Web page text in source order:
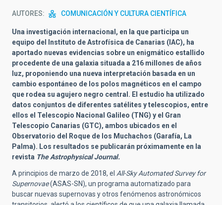
AUTORES COMUNICACIÓN Y CULTURA CIENTÍFICA
Una investigación internacional, en la que participa un
equipo del Instituto de Astrofísica de Canarias (IAC), ha
aportado nuevas evidencias sobre un enigmático estallido
procedente de una galaxia situada a 216 millones de años
luz, proponiendo una nueva interpretación basada en un
cambio espontáneo de los polos magnéticos en el campo
que rodea su agujero negro central. El estudio ha utilizado
datos conjuntos de diferentes satélites y telescopios, entre
ellos el Telescopio Nacional Galileo (TNG) y el Gran
Telescopio Canarias (GTC), ambos ubicados en el
Observatorio del Roque de los Muchachos (Garafía, La
Palma). Los resultados se publicarán próximamente en la
revista The Astrophysical Journal.
A principios de marzo de 2018, el All-Sky Automated Survey for
Supernovae(ASAS-SN), un programa automatizado para
buscar nuevas supernovas y otros fenómenos astronómicos